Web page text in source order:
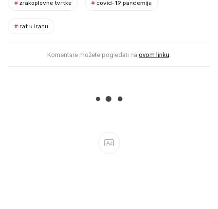
# zrakoplovne tvrtke # covid-19 pandemija
# rat u iranu
Komentare možete pogledati na ovom linku.
Ad